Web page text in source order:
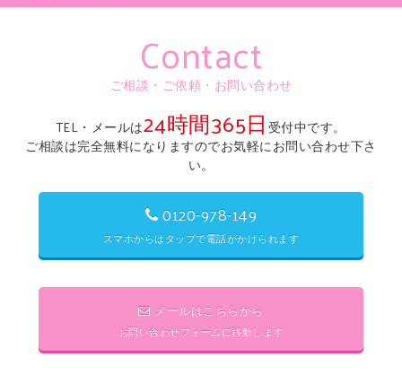
Contact
ご相談・ご依頼・お問い合わせ
TEL・メールは24時間365日 受付中です。
ご相談は完全無料になりますのでお気軽にお問い合わせ下さ
い。
0120-978-149
スマホからはタップで電話がかけられます
メールはこちらから
お問い合わせフォームに移動します